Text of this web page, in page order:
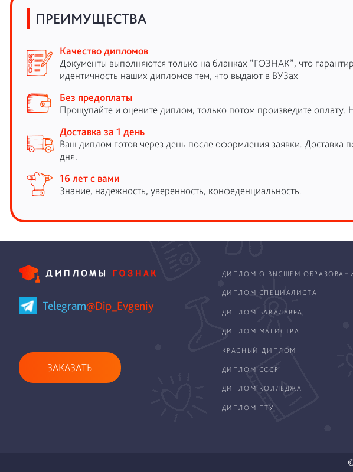
ПРЕИМУЩЕСТВА
Качество дипломов
Документы выполняются только на бланках “ГОЗНАК”, что
идентичность наших дипломов тем, что выдают в ВУЗах
Без предоплаты
Прощупайте и оцените диплом, только потом произведите оплату.
Доставка за 1 день
Ваш диплом готов через день после оформления заявки. Доставка
дня.
16 лет с вами
Знание, надежность, уверенность, конфеденциальность.
Telegram@Dip_Evgeniy
ЗАКАЗАТЬ
ДИПЛОМ О ВЫСШЕМ
ДИПЛОМ СПЕЦИАЛИСТА
ДИПЛОМ БАКАЛАВРА
ДИПЛОМ МАГИСТРА
КРАСНЫЙ ДИПЛОМ
ДИПЛОМ СССР
ДИПЛОМ КОЛЛЕДЖА
ДИПЛОМ ПТУ